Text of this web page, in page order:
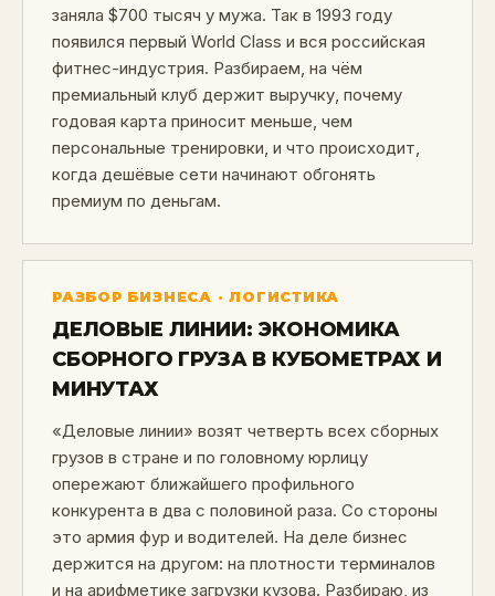
заняла $700 тысяч у мужа. Так в 1993 году
появился первый World Class и вся российская
фитнес-индустрия. Разбираем, на чём
премиальный клуб держит выручку, почему
годовая карта приносит меньше, чем
персональные тренировки, и что происходит,
когда дешёвые сети начинают обгонять
премиум по деньгам.
РАЗБОР БИЗНЕСА · ЛОГИСТИКА
ДЕЛОВЫЕ ЛИНИИ: ЭКОНОМИКА
СБОРНОГО ГРУЗА В КУБОМЕТРАХ И
МИНУТАХ
«Деловые линии» возят четверть всех сборных
грузов в стране и по головному юрлицу
опережают ближайшего профильного
конкурента в два с половиной раза. Со стороны
это армия фур и водителей. На деле бизнес
держится на другом: на плотности терминалов
и на арифметике загрузки кузова. Разбираю, из